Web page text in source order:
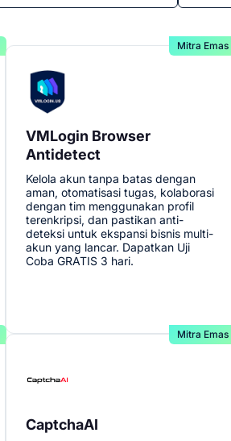
Mitra Emas
VMLogin Browser
Antidetect
Kelola akun tanpa batas dengan
aman, otomatisasi tugas, kolaborasi
dengan tim menggunakan profil
terenkripsi, dan pastikan anti-
deteksi untuk ekspansi bisnis multi-
akun yang lancar. Dapatkan Uji
Coba GRATIS 3 hari.
Mitra Emas
CaptchaAI